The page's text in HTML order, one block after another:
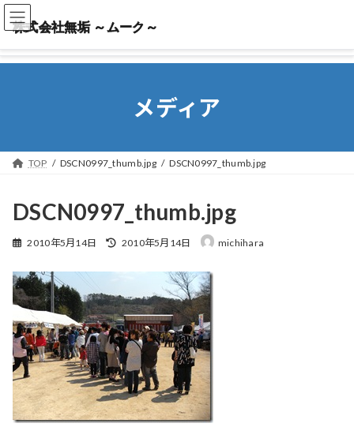
株式会社無垢 ～ムーク～
株式会社無垢 ～ムーク～
メディア
TOP DSCN0997_thumb.jpg DSCN0997_thumb.jpg
DSCN0997_thumb.jpg
2010年5月14日
最
日
時
:
2010年5月14日 michihara